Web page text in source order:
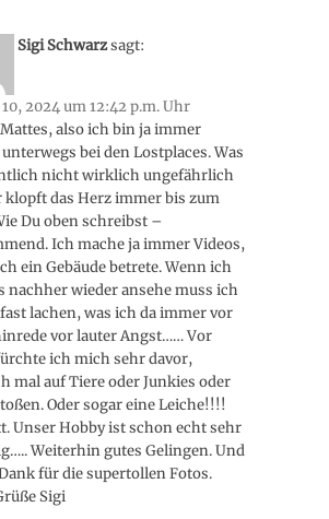
Sigi Schwarzsagt:
2024 um 12:42 p.m. Uhr
also ich bin ja immer
bei den Lostplaces. Was
nicht wirklich ungefährlich
klopft das Herz immer bis zum
Du oben schreibst –
Ich mache ja immer Videos,
ein Gebäude betrete. Wenn ich
nachher wieder ansehe muss ich
lachen, was ich da immer vor
vor lauter Angst…… Vor
ich mich sehr davor,
mal auf Tiere oder Junkies oder
Oder sogar eine Leiche!!!!
Unser Hobby ist schon echt sehr
Weiterhin gutes Gelingen. Und
für die supertollen Fotos.
Sigi